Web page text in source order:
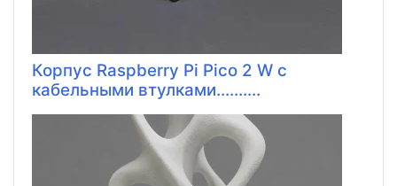
Корпус Raspberry Pi Pico 2 W с
кабельными втулками..........